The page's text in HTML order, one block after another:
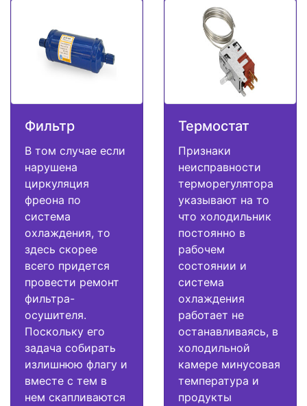
Фильтр
В том случае если
нарушена
циркуляция
фреона по
система
охлаждения, то
здесь скорее
всего придется
провести ремонт
фильтра-
осушителя.
Поскольку его
задача собирать
излишнюю флагу и
вместе с тем в
нем скапливаются
Термостат
Признаки
неисправности
терморегулятора
указывают на то
что холодильник
постоянно в
рабочем
состоянии и
система
охлаждения
работает не
останавливаясь, в
холодильной
камере минусовая
температура и
продукты